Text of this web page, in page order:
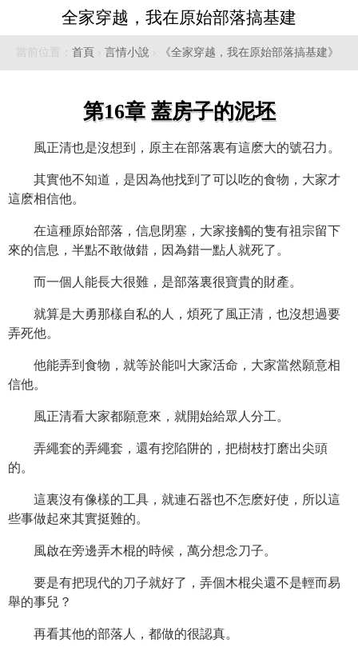
全家穿越，我在原始部落搞基建
當前位置： 首頁 › 言情小說 › 《全家穿越，我在原始部落搞基建》
第16章 蓋房子的泥坯
風正清也是沒想到，原主在部落裏有這麽大的號召力。
其實他不知道，是因為他找到了可以吃的食物，大家才
這麽相信他。
在這種原始部落，信息閉塞，大家接觸的隻有祖宗留下
來的信息，半點不敢做錯，因為錯一點人就死了。
而一個人能長大很難，是部落裏很寶貴的財產。
就算是大勇那樣自私的人，煩死了風正清，也沒想過要
弄死他。
他能弄到食物，就等於能叫大家活命，大家當然願意相
信他。
風正清看大家都願意來，就開始給眾人分工。
弄繩套的弄繩套，還有挖陷阱的，把樹枝打磨出尖頭
的。
這裏沒有像樣的工具，就連石器也不怎麽好使，所以這
些事做起來其實挺難的。
風啟在旁邊弄木棍的時候，萬分想念刀子。
要是有把現代的刀子就好了，弄個木棍尖還不是輕而易
舉的事兒？
再看其他的部落人，都做的很認真。